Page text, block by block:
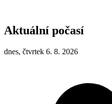
Aktuální počasí
dnes, čtvrtek 6. 8. 2026